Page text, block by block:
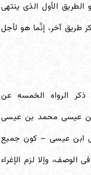
الأول الذی ینتهی
آخر، إنَّما هو لأجل
الرواه الخمسه عن
عیسى محمد بن عیسى
ابن عیسى – کون جمیع
وإلا لزم الإغراء